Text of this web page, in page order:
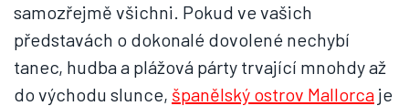
samozřejmě všichni. Pokud ve vašich
představách o dokonalé dovolené nechybí
tanec, hudba a plážová párty trvající mnohdy až
do východu slunce, španělský ostrov Mallorca je